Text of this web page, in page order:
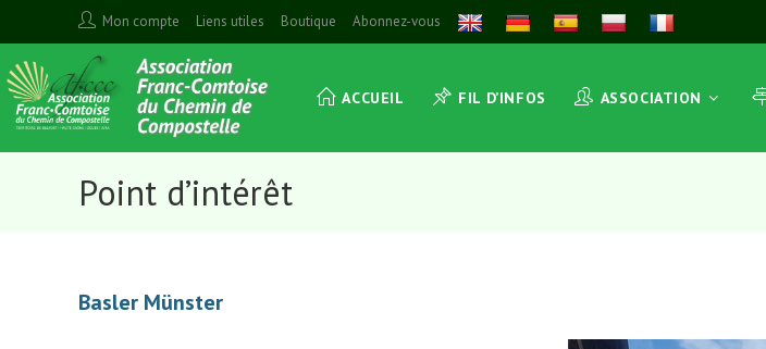
to
content
Mon compte Liens utiles Boutique Abonnez-vous
ACCUEIL FIL D’INFOS ASSOCIATION
Point d’intérêt
Basler Münster